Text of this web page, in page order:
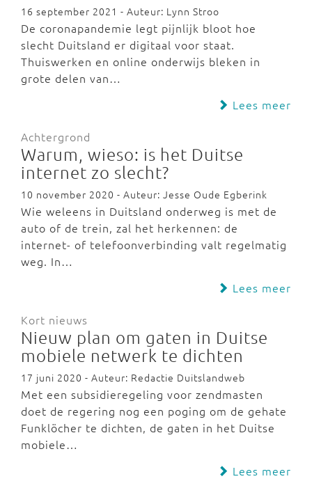
16 september 2021 - Auteur: Lynn Stroo
De coronapandemie legt pijnlijk bloot hoe
slecht Duitsland er digitaal voor staat.
Thuiswerken en online onderwijs bleken in
grote delen van…
Lees meer
Achtergrond
Warum, wieso: is het Duitse
internet zo slecht?
10 november 2020 - Auteur: Jesse Oude Egberink
Wie weleens in Duitsland onderweg is met de
auto of de trein, zal het herkennen: de
internet- of telefoonverbinding valt regelmatig
weg. In…
Lees meer
Kort nieuws
Nieuw plan om gaten in Duitse
mobiele netwerk te dichten
17 juni 2020 - Auteur: Redactie Duitslandweb
Met een subsidieregeling voor zendmasten
doet de regering nog een poging om de gehate
Funklöcher te dichten, de gaten in het Duitse
mobiele…
Lees meer